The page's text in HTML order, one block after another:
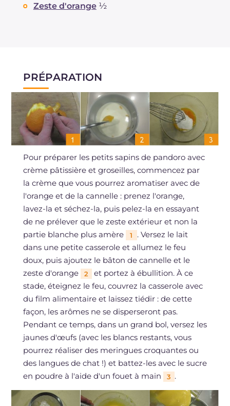
Zeste d'orange ½
PRÉPARATION
Pour préparer les petits sapins de pandoro avec
crème pâtissière et groseilles, commencez par
la crème que vous pourrez aromatiser avec de
l'orange et de la cannelle : prenez l'orange,
lavez-la et séchez-la, puis pelez-la en essayant
de ne prélever que le zeste extérieur et non la
partie blanche plus amère
1
. Versez le lait
dans une petite casserole et allumez le feu
doux, puis ajoutez le bâton de cannelle et le
zeste d'orange
2
et portez à ébullition. À ce
stade, éteignez le feu, couvrez la casserole avec
du film alimentaire et laissez tiédir : de cette
façon, les arômes ne se disperseront pas.
Pendant ce temps, dans un grand bol, versez les
jaunes d'œufs (avec les blancs restants, vous
pourrez réaliser des meringues croquantes ou
des langues de chat !) et battez-les avec le sucre
en poudre à l'aide d'un fouet à main
3 .